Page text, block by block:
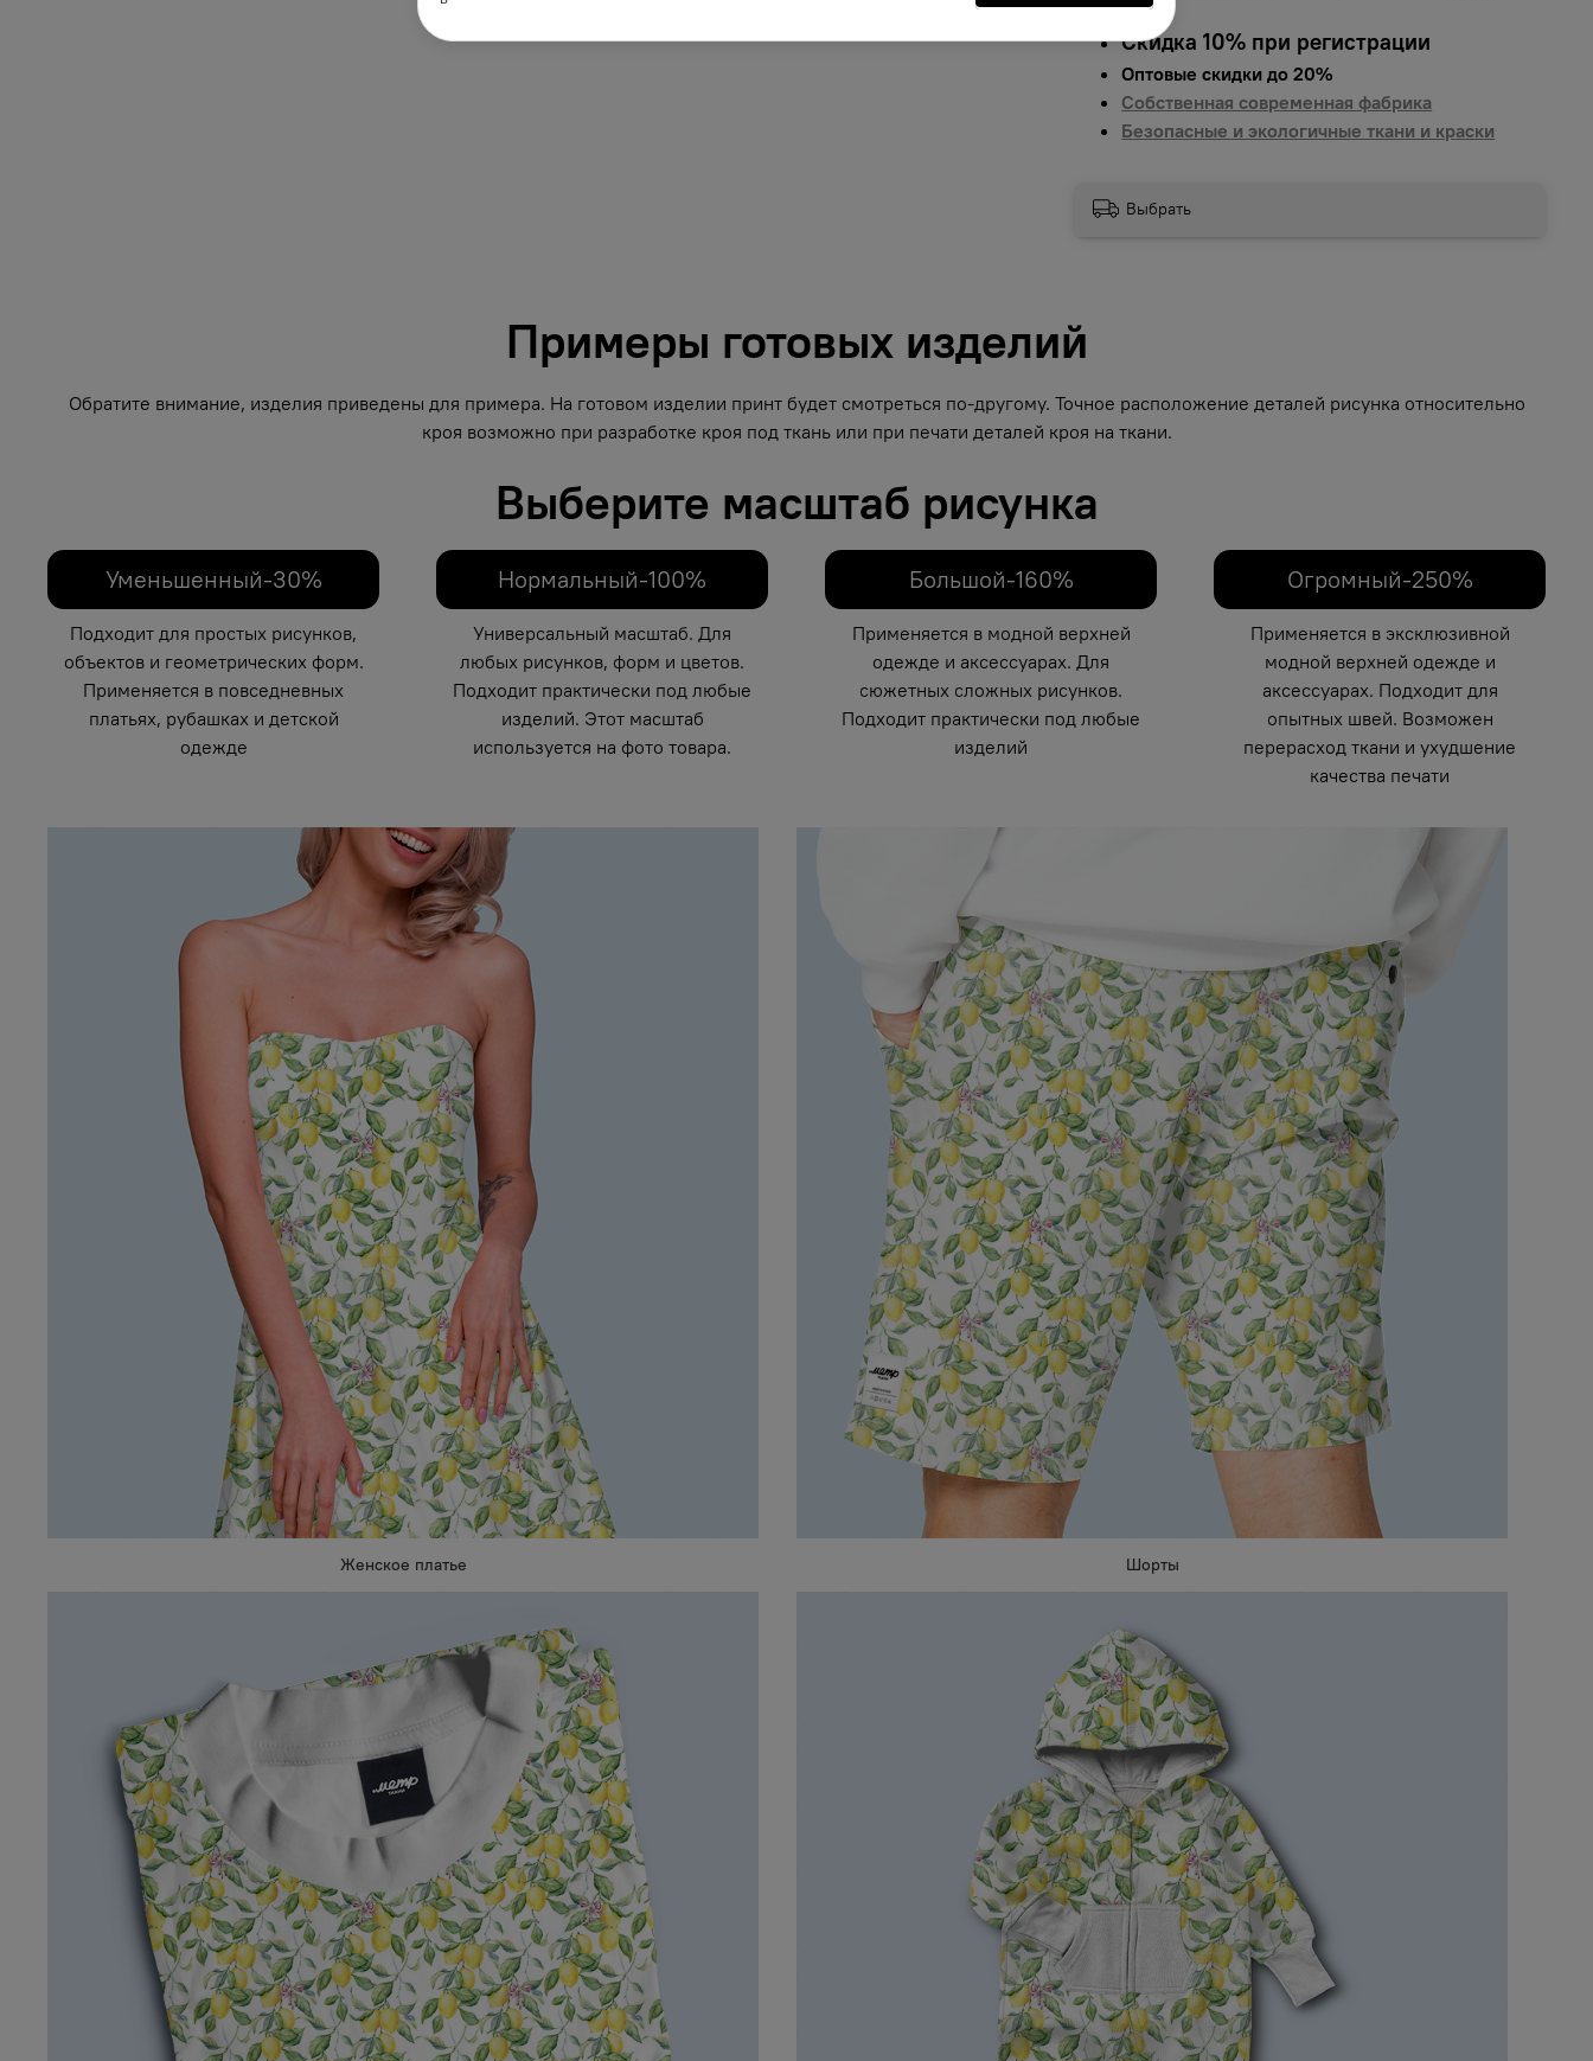
Скидка 10% при регистрации
Оптовые скидки до 20%
Собственная современная фабрика
Безопасные и экологичные ткани и краски
Выбрать
Примеры готовых изделий
Обратите внимание, изделия приведены для примера. На готовом изделии принт будет смотреться по-другому. Точное расположение деталей рисунка относительно
кроя возможно при разработке кроя под ткань или при печати деталей кроя на ткани.
Выберите масштаб рисунка
Уменьшенный-30%
Подходит для простых рисунков,
объектов и геометрических форм.
Применяется в повседневных
платьях, рубашках и детской
одежде
Нормальный-100%
Универсальный масштаб. Для
любых рисунков, форм и цветов.
Подходит практически под любые
изделий. Этот масштаб
используется на фото товара.
Большой-160%
Применяется в модной верхней
одежде и аксессуарах. Для
сюжетных сложных рисунков.
Подходит практически под любые
изделий
Огромный-250%
Применяется в эксклюзивной
модной верхней одежде и
аксессуарах. Подходит для
опытных швей. Возможен
перерасход ткани и ухудшение
качества печати
Женское платье Шорты